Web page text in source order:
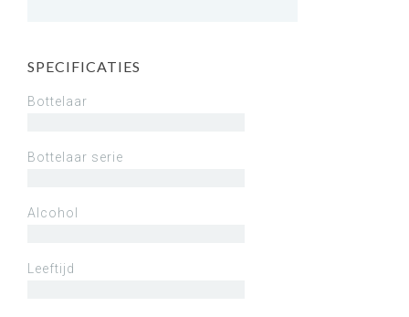
SPECIFICATIES
Bottelaar
Bottelaar serie
Alcohol
Leeftijd